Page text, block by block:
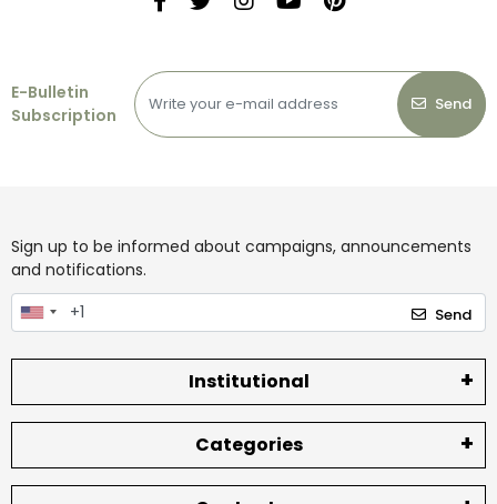
E-Bulletin
Subscription
Send
Sign up to be informed about campaigns, announcements
and notifications.
Send
Institutional
Categories